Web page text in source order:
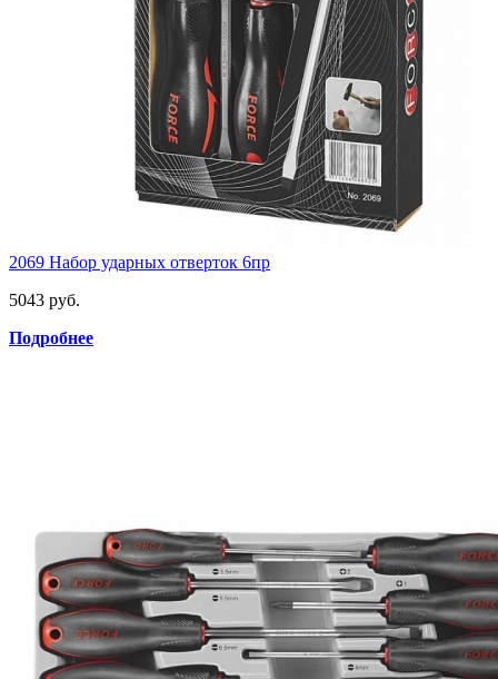
2069 Набор ударных отверток 6пр
5043 руб.
Подробнее